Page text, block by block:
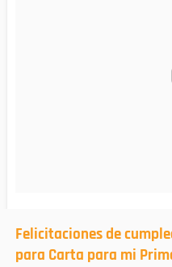
Felicitaciones de
para Carta para mi